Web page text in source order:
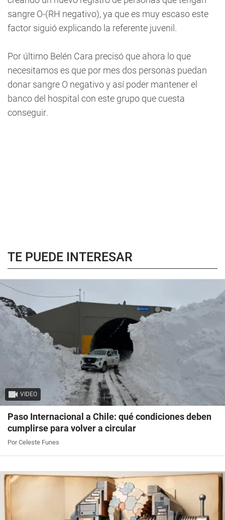
sangre O-(RH negativo), ya que es muy escaso este
factor siguió explicando la referente juvenil.
Por último Belén Cara precisó que ahora lo que
necesitamos es que por mes dos personas puedan
donar sangre O negativo y así poder mantener el
banco del hospital con este grupo que cuesta
conseguir.
TE PUEDE INTERESAR
VIDEO
Paso Internacional a Chile: qué condiciones deben
cumplirse para volver a circular
Por Celeste Funes